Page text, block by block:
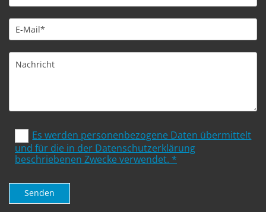
Es werden personenbezogene Daten übermittelt
und für die in der Datenschutzerklärung
beschriebenen Zwecke verwendet. *